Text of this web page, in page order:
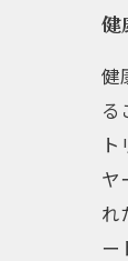
健
健
る
ヤ
れ
ー